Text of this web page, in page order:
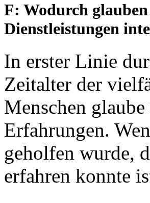
F: Wodurch
Dienstleistungen
In erster Linie
Zeitalter der
Menschen
Erfahrungen.
geholfen wurde,
erfahren konnte